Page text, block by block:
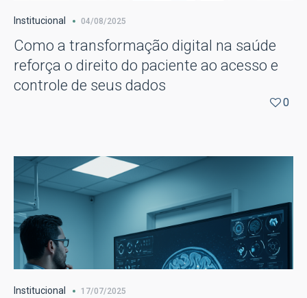
Institucional 04/08/2025
Como a transformação digital na saúde
reforça o direito do paciente ao acesso e
controle de seus dados
0
Institucional 17/07/2025